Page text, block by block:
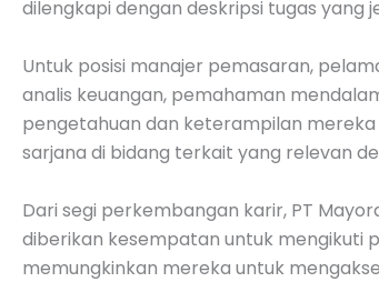
dilengkapi dengan deskripsi tugas yang
Untuk posisi manajer pemasaran,
analis keuangan, pemahaman
pengetahuan dan keterampilan mereka
sarjana di bidang terkait yang relevan
Dari segi perkembangan karir, PT
diberikan kesempatan untuk mengikuti
memungkinkan mereka untuk